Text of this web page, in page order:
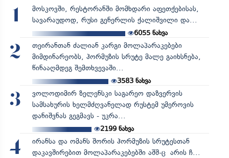
1
მოსკოვში, რესტორანში მომხდარი აფეთქებისას,
სავარაუდოდ, რუსი გენერლის ქალიშვილი და...
6055 ნახვა
2
თეირანთან ძალიან კარგი მოლაპარაკებები
მიმდინარეობს, ჰორმუზის სრუტე მალე გაიხსნება,
წინააღმდეგ შემთხვევაში...
3583ნახვა
3
ვოლოდიმირ ზელენსკი საგარეო დაზვერვის
სამსახურის ხელმძღვანელად რუსტემ უმეროვის
დანიშვნას გეგმავს - უკრა...
2199ნახვა
4
ირანსა და ომანს შორის ჰორმუზის სრუტესთან
დაკავშირებით მოლაპარაკებებში აშშ-ც არის ჩ...